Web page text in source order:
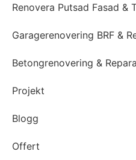
Renovera Putsad Fasad &
Garagerenovering BRF &
Betongrenovering &
Projekt
Blogg
Offert